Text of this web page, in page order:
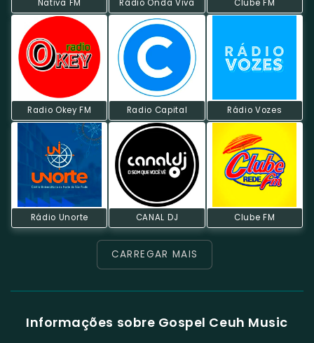
Nativa FM Rádio Onda Viva Clube FM
Radio Okey FM Radio Capital Rádio Vozes
Rádio Unorte CANAL DJ Clube FM
CARREGAR MAIS
Informações sobre Gospel Ceuh Music